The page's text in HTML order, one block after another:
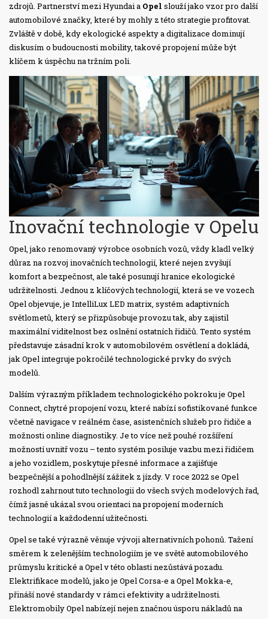
zdrojů. Partnerství mezi Hyundai a Opel slouží jako vzor pro další
automobilové značky, které by mohly z této strategie profitovat.
Zvláště v době, kdy ekologické aspekty a digitalizace dominují
diskusím o budoucnosti mobility, takové propojení může být
klíčem k úspěchu na tržním poli.
Inovační technologie v Opelu
Opel, jako renomovaný výrobce osobních vozů, vždy kladl velký
důraz na rozvoj inovačních technologií, které nejen zvyšují
komfort a bezpečnost, ale také posunují hranice ekologické
udržitelnosti. Jednou z klíčových technologií, která se ve vozech
Opel objevuje, je IntelliLux LED matrix, systém adaptivních
světlometů, který se přizpůsobuje provozu tak, aby zajistil
maximální viditelnost bez oslnění ostatních řidičů. Tento systém
představuje zásadní krok v automobilovém osvětlení a dokládá,
jak Opel integruje pokročilé technologické prvky do svých
modelů.
Dalším výrazným příkladem technologického pokroku je Opel
Connect, chytré propojení vozu, které nabízí sofistikované funkce
včetně navigace v reálném čase, asistenčních služeb pro řidiče a
možnosti online diagnostiky. Je to více než pouhé rozšíření
možností uvnitř vozu – tento systém posiluje vazbu mezi řidičem
a jeho vozidlem, poskytuje přesné informace a zajišťuje
bezpečnější a pohodlnější zážitek z jízdy. V roce 2022 se Opel
rozhodl zahrnout tuto technologii do všech svých modelových řad,
čímž jasně ukázal svou orientaci na propojení moderních
technologií a každodenní užitečnosti.
Opel se také výrazně věnuje vývoji alternativních pohonů. Tažení
směrem k zelenějším technologiím je ve světě automobilového
průmyslu kritické a Opel v této oblasti nezůstává pozadu.
Elektrifikace modelů, jako je Opel Corsa-e a Opel Mokka-e,
přináší nové standardy v rámci efektivity a udržitelnosti.
Elektromobily Opel nabízejí nejen značnou úsporu nákladů na